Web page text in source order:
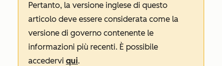
Pertanto, la versione inglese di questo
articolo deve essere considerata come la
versione di governo contenente le
informazioni più recenti. È possibile
accedervi qui.